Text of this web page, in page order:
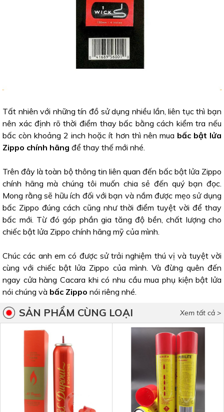
Tất nhiên với những tín đồ sử dụng nhiều lần, liên tục thì bạn
nên xác định rõ thời điểm thay bấc bằng cách kiểm tra nếu
bấc còn khoảng 2 inch hoặc ít hơn thì nên mua bấc bật lửa
Zippo chính hãng để thay thế mới nhé.
Trên đây là toàn bộ thông tin liên quan đến bấc bật lửa Zippo
chính hãng mà chúng tôi muốn chia sẻ đến quý bạn đọc.
Mong rằng sẽ hữu ích đối với bạn và nắm được mẹo sử dụng
bấc Zippo đúng cách cũng như thời điểm tuyệt vời để thay
bấc mới. Từ đó góp phần gia tăng độ bền, chất lượng cho
chiếc bật lửa Zippo chính hãng mỹ của mình.
Chúc các anh em có được sử trải nghiệm thú vị và tuyệt vời
cùng với chiếc bật lửa Zippo của mình. Và đừng quên đến
ngay cửa hàng Cacara khi có nhu cầu mua phụ kiện bật lửa
nói chúng và bấc Zippo nói riêng nhé.
Xem tất cả >
SẢN PHẨM CÙNG LOẠI